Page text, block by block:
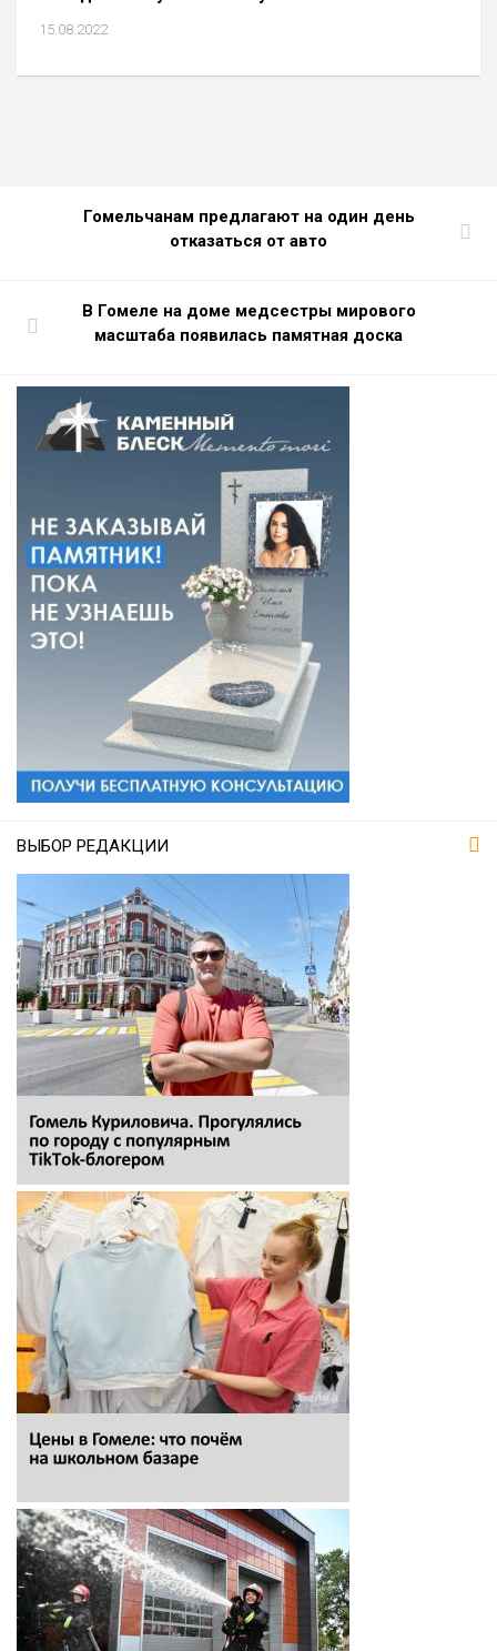
15.08.2022
Гомельчанам предлагают на один день
отказаться от авто
В Гомеле на доме медсестры мирового
масштаба появилась памятная доска
ВЫБОР РЕДАКЦИИ